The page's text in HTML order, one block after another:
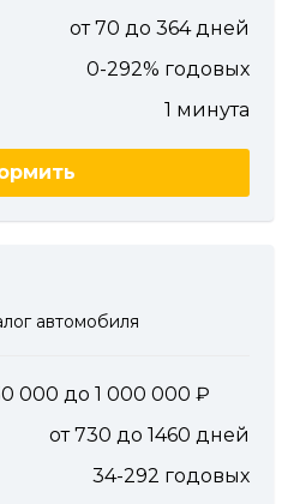
от 70 до 364 дней
0-292% годовых
1 минута
автомобиля
000 до 1 000 000
от 730 до 1460 дней
34-292 годовых